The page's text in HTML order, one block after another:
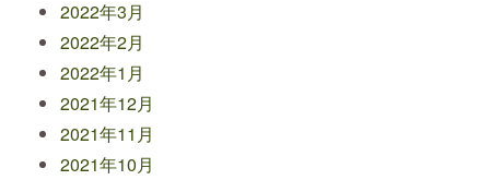
2022年3月
2022年2月
2022年1月
2021年12月
2021年11月
2021年10月